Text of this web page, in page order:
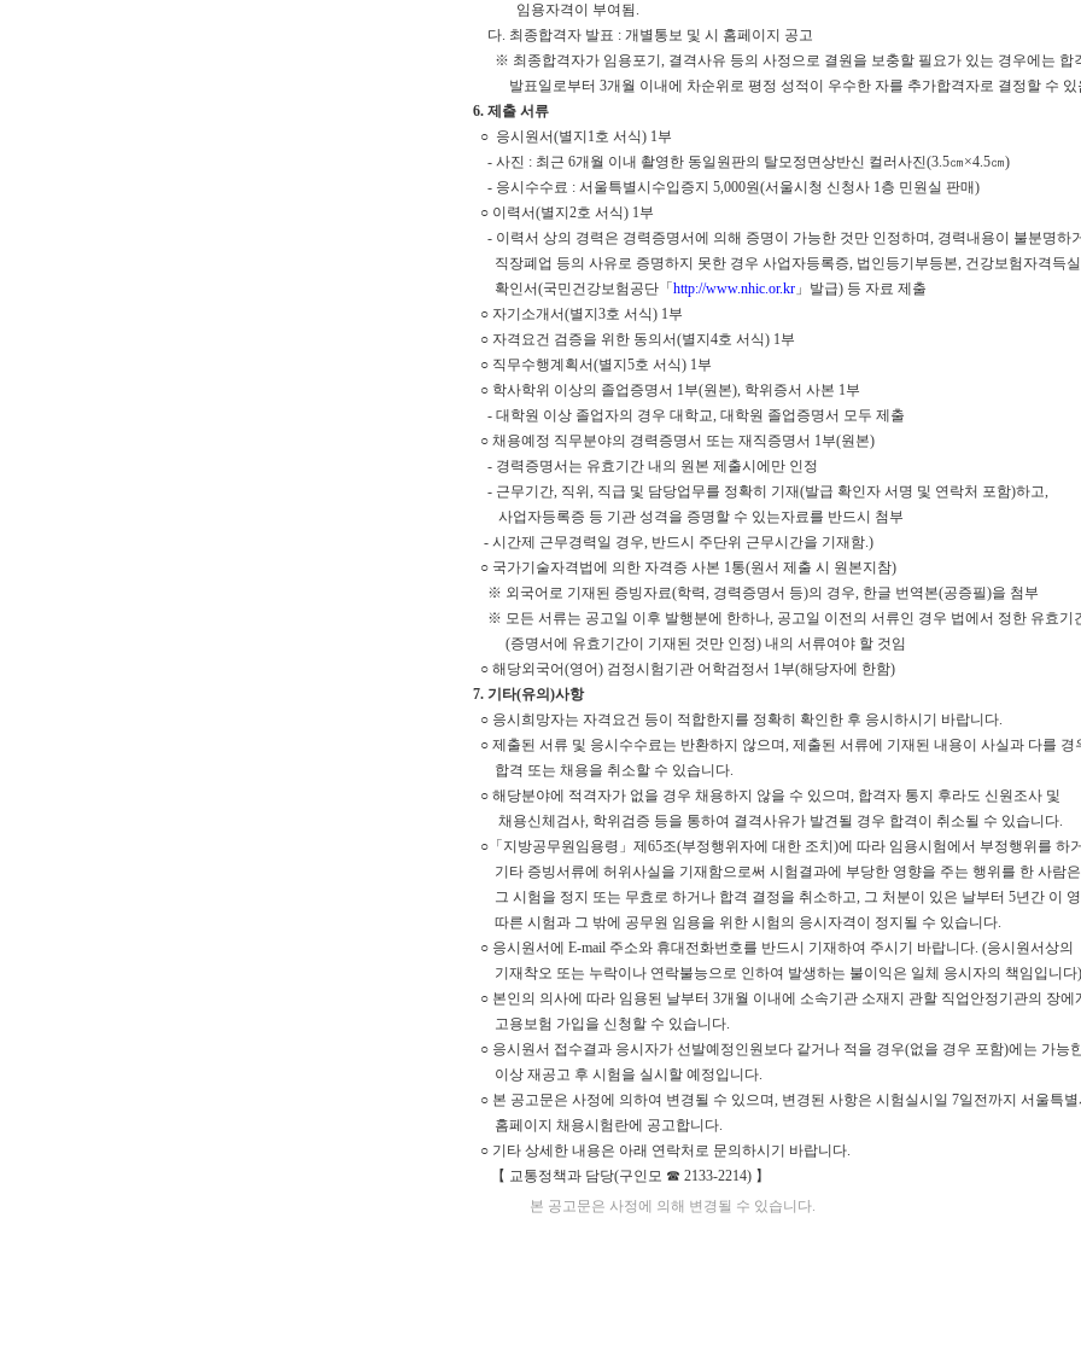
임용자격이 부여됨.
다. 최종합격자 발표 : 개별통보 및 시 홈페이지 공고
※ 최종합격자가 임용포기, 결격사유 등의 사정으로 결원을 보충할 필요가 있는 경우에는 합
발표일로부터 3개월 이내에 차순위로 평정 성적이 우수한 자를 추가합격자로 결정할 수 있
6. 제출 서류
○ 응시원서(별지1호 서식) 1부
- 사진 : 최근 6개월 이내 촬영한 동일원판의 탈모정면상반신 컬러사진(3.5㎝×4.5㎝)
- 응시수수료 : 서울특별시수입증지 5,000원(서울시청 신청사 1층 민원실 판매)
○ 이력서(별지2호 서식) 1부
- 이력서 상의 경력은 경력증명서에 의해 증명이 가능한 것만 인정하며, 경력내용이 불분명하
직장폐업 등의 사유로 증명하지 못한 경우 사업자등록증, 법인등기부등본, 건강보험자격득실
확인서(국민건강보험공단「 http://www.nhic.or.kr 」발급) 등 자료 제출
○ 자기소개서(별지3호 서식) 1부
○ 자격요건 검증을 위한 동의서(별지4호 서식) 1부
○ 직무수행계획서(별지5호 서식) 1부
○ 학사학위 이상의 졸업증명서 1부(원본), 학위증서 사본 1부
- 대학원 이상 졸업자의 경우 대학교, 대학원 졸업증명서 모두 제출
○ 채용예정 직무분야의 경력증명서 또는 재직증명서 1부(원본)
- 경력증명서는 유효기간 내의 원본 제출시에만 인정
- 근무기간, 직위, 직급 및 담당업무를 정확히 기재(발급 확인자 서명 및 연락처 포함)하고,
사업자등록증 등 기관 성격을 증명할 수 있는자료를 반드시 첨부
- 시간제 근무경력일 경우, 반드시 주단위 근무시간을 기재함.)
○ 국가기술자격법에 의한 자격증 사본 1통(원서 제출 시 원본지참)
※ 외국어로 기재된 증빙자료(학력, 경력증명서 등)의 경우, 한글 번역본(공증필)을 첨부
※ 모든 서류는 공고일 이후 발행분에 한하나, 공고일 이전의 서류인 경우 법에서 정한 유효기
(증명서에 유효기간이 기재된 것만 인정) 내의 서류여야 할 것임
○ 해당외국어(영어) 검정시험기관 어학검정서 1부(해당자에 한함)
7. 기타(유의)사항
○ 응시희망자는 자격요건 등이 적합한지를 정확히 확인한 후 응시하시기 바랍니다.
○ 제출된 서류 및 응시수수료는 반환하지 않으며, 제출된 서류에 기재된 내용이 사실과 다를 경
합격 또는 채용을 취소할 수 있습니다.
○ 해당분야에 적격자가 없을 경우 채용하지 않을 수 있으며, 합격자 통지 후라도 신원조사 및
채용신체검사, 학위검증 등을 통하여 결격사유가 발견될 경우 합격이 취소될 수 있습니다.
○「지방공무원임용령」제65조(부정행위자에 대한 조치)에 따라 임용시험에서 부정행위를 하
기타 증빙서류에 허위사실을 기재함으로써 시험결과에 부당한 영향을 주는 행위를 한 사람은
그 시험을 정지 또는 무효로 하거나 합격 결정을 취소하고, 그 처분이 있은 날부터 5년간 이
따른 시험과 그 밖에 공무원 임용을 위한 시험의 응시자격이 정지될 수 있습니다.
○ 응시원서에 E-mail 주소와 휴대전화번호를 반드시 기재하여 주시기 바랍니다. (응시원서상의
기재착오 또는 누락이나 연락불능으로 인하여 발생하는 불이익은 일체 응시자의 책임입니다)
○ 본인의 의사에 따라 임용된 날부터 3개월 이내에 소속기관 소재지 관할 직업안정기관의 장에
고용보험 가입을 신청할 수 있습니다.
○ 응시원서 접수결과 응시자가 선발예정인원보다 같거나 적을 경우(없을 경우 포함)에는 가능
이상 재공고 후 시험을 실시할 예정입니다.
○ 본 공고문은 사정에 의하여 변경될 수 있으며, 변경된 사항은 시험실시일 7일전까지 서울특
홈페이지 채용시험란에 공고합니다.
○ 기타 상세한 내용은 아래 연락처로 문의하시기 바랍니다.
【 교통정책과 담당(구인모 ☎ 2133-2214) 】
본 공고문은 사정에 의해 변경될 수 있습니다.